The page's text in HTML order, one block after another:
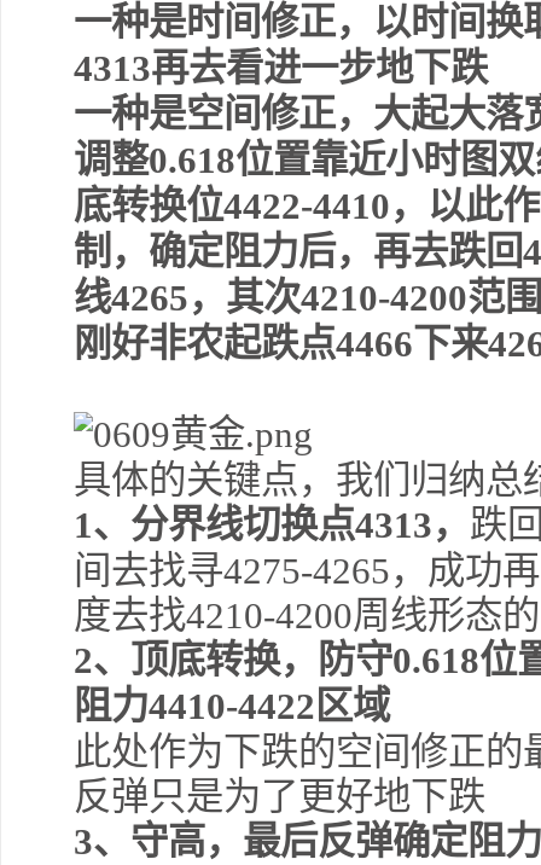
一种是时间修正，以时间
4313再去看进一步地下跌
一种是空间修正，大起大
调整0.618位置靠近小时图
底转换位4422-4410，以此
制，确定阻力后，再去跌回
线4265，其次4210-4200范
刚好非农起跌点4466下来
具体的关键点，我们归纳总
1、分界线切换点4313， 跌
间去找寻4275-4265，成功
度去找4210-4200周线形态
2、顶底转换，防守0.618位
阻力4410-4422区域
此处作为下跌的空间修正
反弹只是为了更好地下跌
3、守高，最后反弹确定阻